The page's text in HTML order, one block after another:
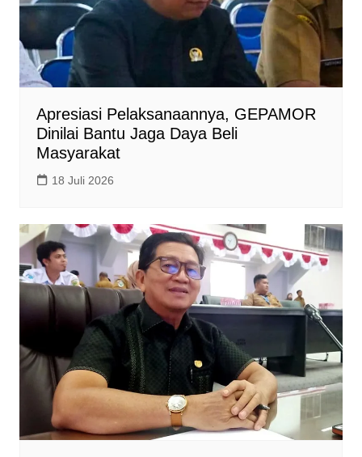
Apresiasi Pelaksanaannya, GEPAMOR
Dinilai Bantu Jaga Daya Beli
Masyarakat
18 Juli 2026